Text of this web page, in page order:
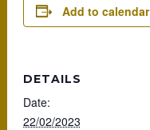
Add to calendar
DETAILS
Date:
22/02/2023